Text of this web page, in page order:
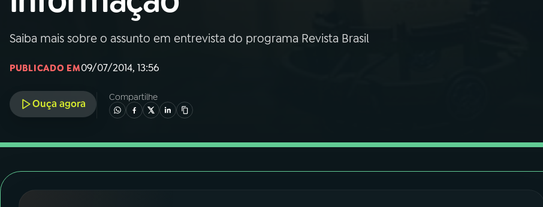
03PROGRAMAÇÃO
05PODCASTS
Saiba mais sobre o assunto em entrevista do programa Revista Brasil
PUBLICADO EM09/07/2014, 13:56
Ouça agora
Compartilhe